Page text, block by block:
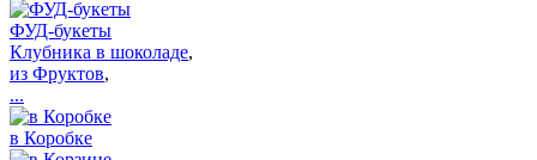
ФУД-букеты
Клубника в шоколаде,
из Фруктов,
...
в Коробке